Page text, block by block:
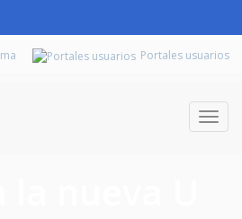
Portales usuarios